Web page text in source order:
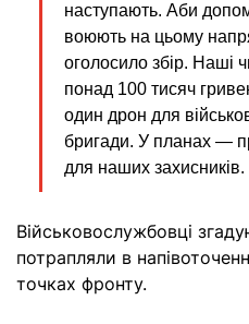
наступають. Аби
воюють на цьому
оголосило збір. Наші
понад 100 тисяч
один дрон для
бригади. У планах —
для наших захисників.
Військовослужбовці
потрапляли в
точках фронту.